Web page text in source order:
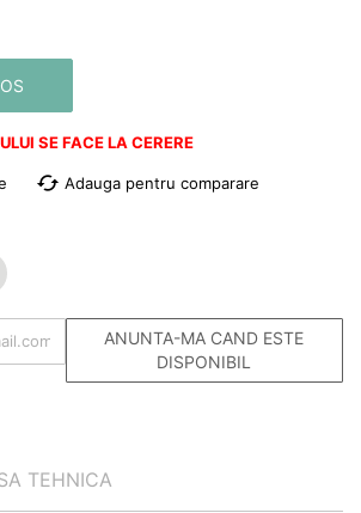
SE FACE LA CERERE
cached Adauga pentru comparare
ANUNTA-MA CAND ESTE
DISPONIBIL
TEHNICA